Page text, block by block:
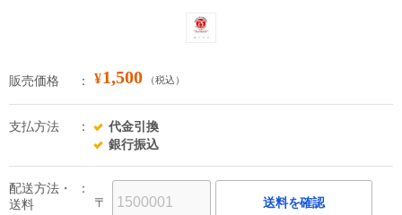
販売価格 ¥1,500 （税込）
支払方法
代金引換
銀行振込
配送方法・
送料
〒 送料を確認